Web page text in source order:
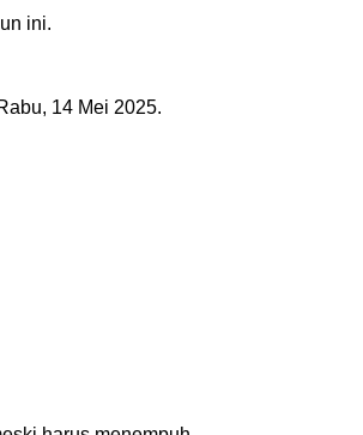
ini.
14 Mei 2025.